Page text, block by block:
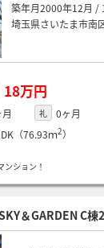
築年月2000年12月 /
埼玉県さいたま市南
18万円
礼
0ヶ月
（76.93ｍ2）
ンション！
＆GARDEN C棟